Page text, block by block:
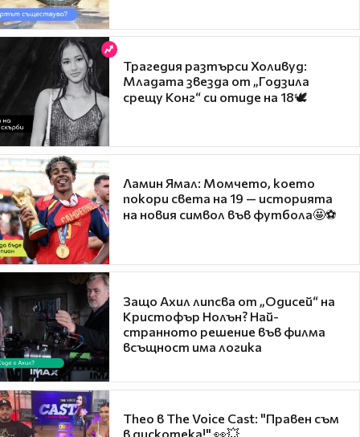
Трагедия разтърси Холивуд:
Младата звезда от „Годзила
срещу Конг“ си отиде на 18🕊️
Ламин Ямал: Момчето, което
покори света на 19 — историята
на новия символ във футбола🤩⚽
Защо Ахил липсва от „Одисей“ на
Кристофър Нолън? Най-
странното решение във филма
всъщност има логика
Theo в The Voice Cast: "Правен съм
в дискотека!" 👀💥